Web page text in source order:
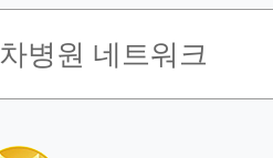
차병원 네트워크